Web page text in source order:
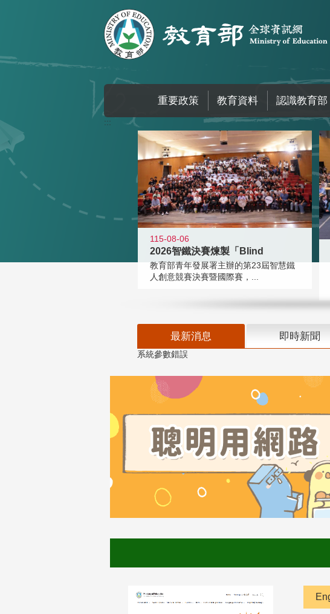
重要政策 教育資料 認識教育部
:::
115-08-06
2026智鐵決賽煉製「Blind
教育部青年發展署主辦的第23屆智慧鐵
人創意競賽決賽暨國際賽，...
最新消息 即時新聞
系統參數錯誤